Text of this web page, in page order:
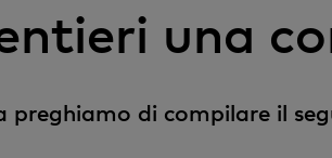
una
di compilare il